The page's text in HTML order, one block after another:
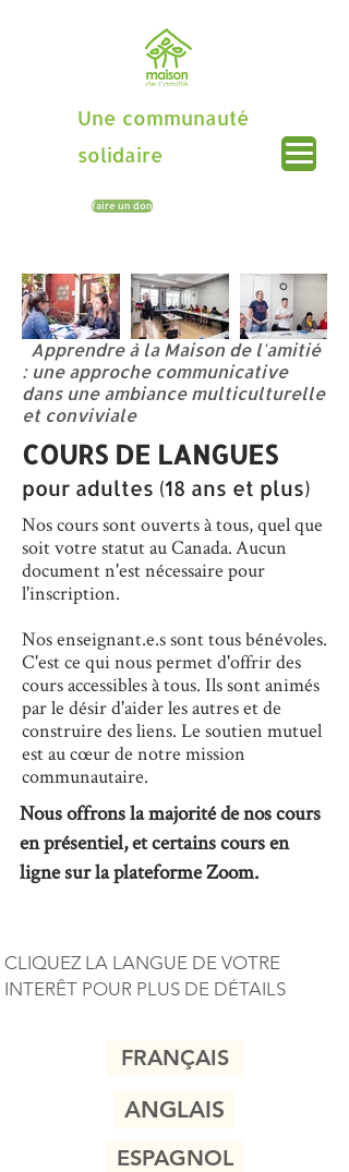
Une communauté
solidaire
faire un don
Apprendre à la Maison de l'amitié
: une approche communicative
dans une ambiance multiculturelle
et conviviale
COURS DE LANGUES
pour adultes (18 ans et plus)
Nos cours sont ouverts à tous, quel que
soit votre statut au Canada.Aucun
document n'est nécessaire pour
l'inscription.
Nos enseignant.e.s sont tous bénévoles.
C'est ce qui nous permet d'offrir des
cours accessibles à tous. Ils sont animés
par le désir d'aider les autres et de
construire des liens. Le soutien mutuel
est au cœur de notre mission
communautaire.
Nous offrons la majorité de nos cours
en présentiel, et certains cours en
ligne sur la plateforme Zoom.
​CLIQUEZ LA LANGUE DE VOTRE
INTERÊT POUR PLUS DE DÉTAILS
FRANÇAIS
ANGLAIS
ESPAGNOL